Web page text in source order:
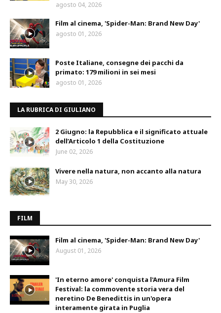
agosto 04, 2026
Film al cinema, 'Spider-Man: Brand New Day'
agosto 01, 2026
Poste Italiane, consegne dei pacchi da
primato: 179 milioni in sei mesi
agosto 01, 2026
LA RUBRICA DI GIULIANO
2 Giugno: la Repubblica e il significato attuale
dell’Articolo 1 della Costituzione
June 02, 2026
Vivere nella natura, non accanto alla natura
May 30, 2026
FILM
Film al cinema, 'Spider-Man: Brand New Day'
August 01, 2026
'In eterno amore' conquista l'Amura Film
Festival: la commovente storia vera del
neretino De Benedittis in un'opera
interamente girata in Puglia